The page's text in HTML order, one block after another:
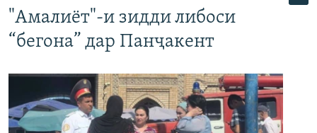
"Амалиёт"-и зидди либоси
“бегона” дар Панҷакент